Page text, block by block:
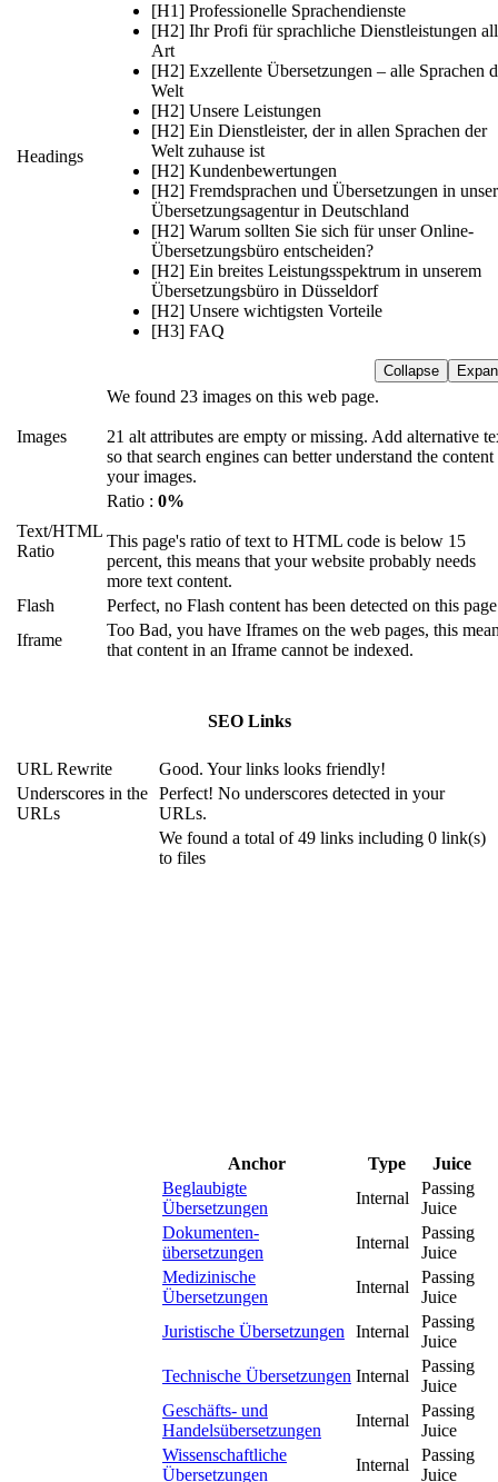
Headings
[H1] Professionelle Sprachendienste
[H2] Ihr Profi für sprachliche Dienstleistungen
Art
[H2] Exzellente Übersetzungen – alle Sprachen
Welt
[H2] Unsere Leistungen
[H2] Ein Dienstleister, der in allen Sprachen der
Welt zuhause ist
[H2] Kundenbewertungen
[H2] Fremdsprachen und Übersetzungen in
Übersetzungsagentur in Deutschland
[H2] Warum sollten Sie sich für unser Online-
Übersetzungsbüro entscheiden?
[H2] Ein breites Leistungsspektrum in unserem
Übersetzungsbüro in Düsseldorf
[H2] Unsere wichtigsten Vorteile
[H3] FAQ
Collapse
Images
We found 23 images on this web page.
21 alt attributes are empty or missing. Add alternative
so that search engines can better understand the
your images.
Text/HTML
Ratio
Ratio : 0%
This page's ratio of text to HTML code is below 15
percent, this means that your website probably needs
more text content.
Flash
Perfect, no Flash content has been detected on this
Iframe
Too Bad, you have Iframes on the web pages, this
that content in an Iframe cannot be indexed.
SEO Links
URL Rewrite
Good. Your links looks friendly!
Underscores in the
URLs
Perfect! No underscores detected in your
URLs.
We found a total of 49 links including 0 link(s)
to files
Anchor Type
Juice
Beglaubigte
Übersetzungen
Internal
Passing
Juice
Dokumenten-
übersetzungen
Internal
Passing
Juice
Medizinische
Übersetzungen
Internal
Passing
Juice
Juristische Übersetzungen
Internal
Passing
Juice
Technische Übersetzungen Internal
Passing
Juice
Geschäfts- und
Handelsübersetzungen
Internal
Passing
Juice
Wissenschaftliche
Übersetzungen
Internal
Passing
Juice